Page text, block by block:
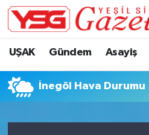
UŞAK Gündem Asayiş
İnegöl Hava Durumu